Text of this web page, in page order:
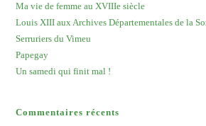
Ma vie de femme au XVIIIe siècle
Louis XIII aux Archives Départementales de la
Serruriers du Vimeu
Papegay
Un samedi qui finit mal !
Commentaires récents